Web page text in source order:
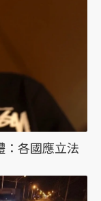
：各國應立法